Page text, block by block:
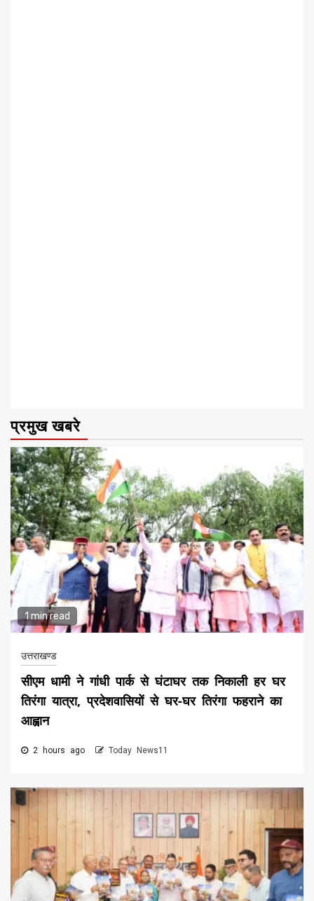
प्रमुख खबरे
1 min read
उत्तराखण्ड
सीएम धामी ने गांधी पार्क से घंटाघर तक निकाली हर घर
तिरंगा यात्रा, प्रदेशवासियों से घर-घर तिरंगा फहराने का
आह्वान
2 hours ago Today News11